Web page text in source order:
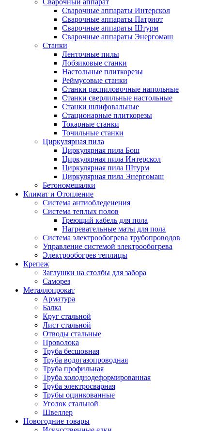
Сварочный аппарат
Сварочные аппараты Интерскол
Сварочные аппараты Патриот
Сварочные аппараты Штурм
Сварочные аппараты Энергомаш
Станки
Ленточные пилы
Лобзиковые станки
Настольные плиткорезы
Реймусовые станки
Станки распиловочные напольные
Станки сверлильные настольные
Станки шлифовальные
Стационарные плиткорезы
Токарные станки
Точильные станки
Циркулярная пила
Циркулярная пила Бош
Циркулярная пила Интерскол
Циркулярная пила Штурм
Циркулярная пила Энергомаш
Бетономешалки
Климат и Отопление
Система антиобледенения
Система теплых полов
Греющий кабель для пола
Нагревательные маты для пола
Система электрообогрева трубопроводов
Управление системой электрообогрева
Электрообогрев теплицы
Крепеж
Заглушки на столбы для забора
Саморез
Металлопрокат
Арматура
Балка
Круг стальной
Лист стальной
Отводы стальные
Проволока
Труба бесшовная
Труба водогазопроводная
Труба профильная
Труба холоднодеформированная
Труба электросварная
Трубы оцинкованные
Уголок стальной
Швеллер
Новогодние товары